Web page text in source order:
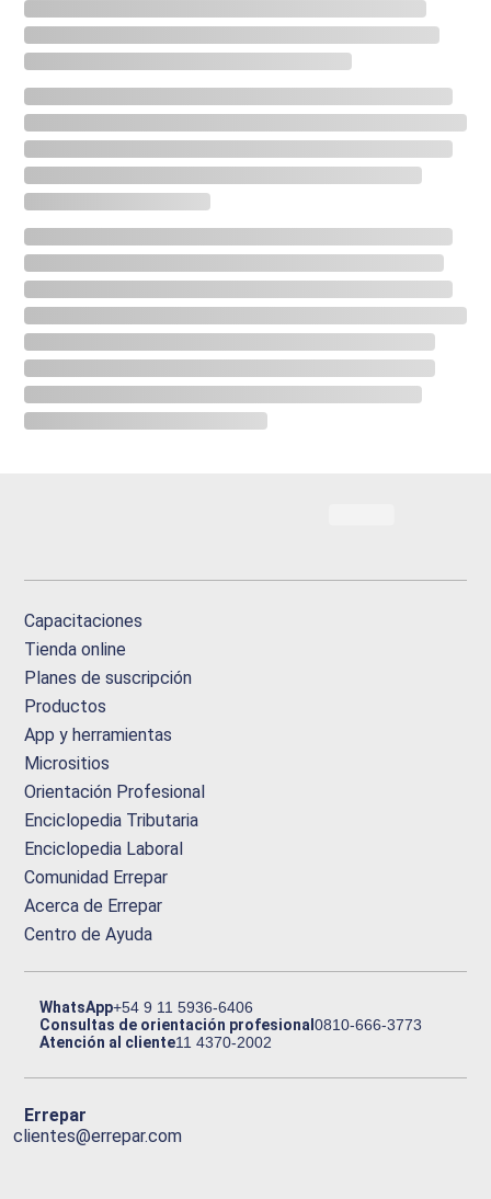
Capacitaciones
Tienda online
Planes de suscripción
Productos
App y herramientas
Micrositios
Orientación Profesional
Enciclopedia Tributaria
Enciclopedia Laboral
Comunidad Errepar
Acerca de Errepar
Centro de Ayuda
WhatsApp+54 9 11 5936-6406
Consultas de orientación profesional0810-666-3773
Atención al cliente11 4370-2002
Errepar
clientes@errepar.com